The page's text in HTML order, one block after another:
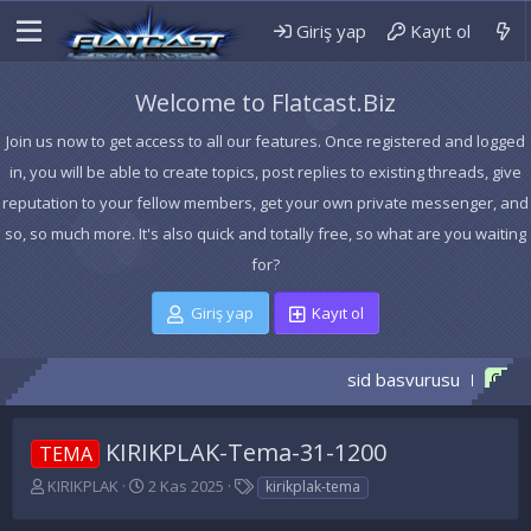
Giriş yap Kayıt ol
Welcome to Flatcast.Biz
Join us now to get access to all our features. Once registered and logged
in, you will be able to create topics, post replies to existing threads, give
reputation to your fellow members, get your own private messenger, and
so, so much more. It's also quick and totally free, so what are you waiting
for?
Giriş yap Kayıt ol
sid basvurusu CÖZÜLDÜ
TEMA KIRIKPLAK-Tema-31-1200
K
KIRIKPLAK
B
2 Kas 2025
E
t
kirikplak-tema